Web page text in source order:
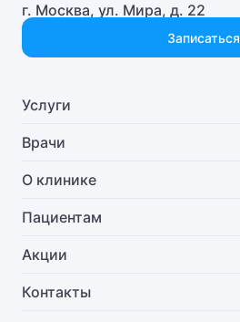
г. Москва, ул. Мира, д. 22
Записаться
Услуги
Специализации
Диагностика
Стоматология
Стационар
Анализы
Врачи
О клинике
О нас
Отзывы
Руководство клиники
Пациентам
Часто задаваемые вопросы
Бонусная система
Акции
Контакты
Гинеколог
Гинеколог-хирург
Гинеколог-эндокринолог
Гинекология
Гипнолог
Гирудотерапевт
Гнатолог
Гнойный хирург